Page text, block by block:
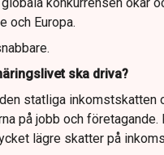
och Europa.
ska driva?
statliga inkomstskatten
på jobb och företagande.
lägre skatter på